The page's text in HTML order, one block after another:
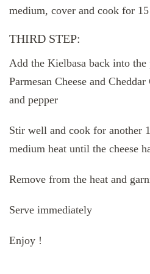
medium, cover and cook for
THIRD STEP:
Add the Kielbasa back into
Parmesan Cheese and
and pepper
Stir well and cook for another
medium heat until the cheese
Remove from the heat and
Serve immediately
Enjoy !